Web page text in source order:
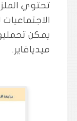
تحتوي
يمكن
ميديافاير.